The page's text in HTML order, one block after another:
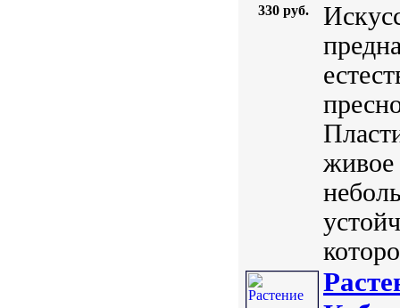
330 руб.
живое